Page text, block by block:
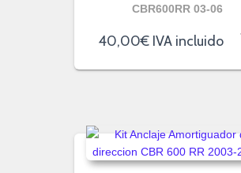
CBR600RR 03-06
40,00€ IVA incluido